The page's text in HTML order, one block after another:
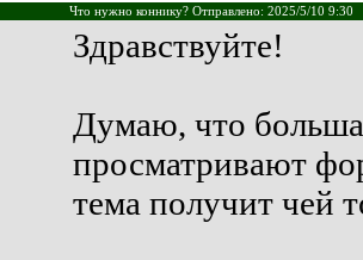
Что нужно коннику? Отправлено: 2025/5/10 9:30
Здравствуйте!
Думаю, что
просматривают
тема получит чей